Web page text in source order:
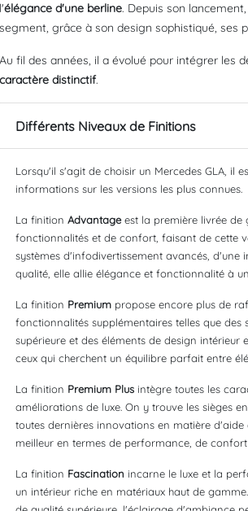
l'élégance d'une berline. Depuis son
segment, grâce à son design sophistiqué, ses
Au fil des années, il a évolué pour intégrer les
caractère distinctif.
Différents Niveaux de Finitions
Lorsqu'il s'agit de choisir un Mercedes GLA, il
informations sur les versions les plus connues.
La finitionAdvantageest la première livrée de
fonctionnalités et de confort, faisant de cette
systèmes d'infodivertissement avancés,
qualité, elle allie élégance et fonctionnalité à
La finition Premium propose encore plus de
fonctionnalités supplémentaires telles que
supérieure et des éléments de design intérieur
ceux qui cherchent un équilibre parfait entre
La finition Premium Plus intègre toutes les
améliorations de luxe. On y trouve les sièges
toutes dernières innovations en matière
meilleur en termes de performance, de
La finition Fascination incarne le luxe et la
un intérieur riche en matériaux haut de